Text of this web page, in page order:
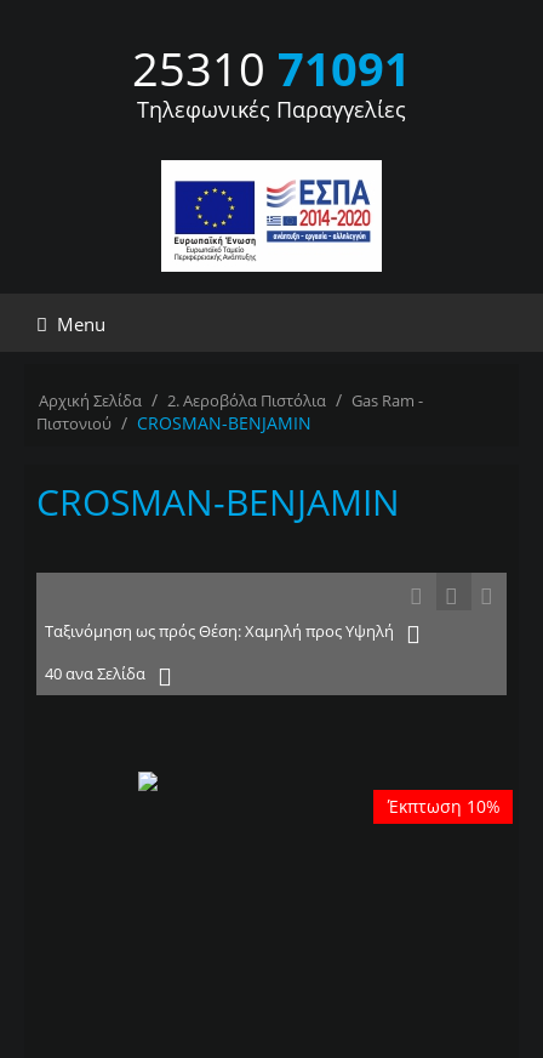
25310 71091
Τηλεφωνικές Παραγγελίες
Menu
Αρχική Σελίδα / 2. Αεροβόλα Πιστόλια / Gas Ram -
Πιστονιού / CROSMAN-BENJAMIN
CROSMAN-BENJAMIN
Ταξινόμηση ως πρός Θέση: Χαμηλή προς Υψηλή
40 ανα Σελίδα
Έκπτωση 10%